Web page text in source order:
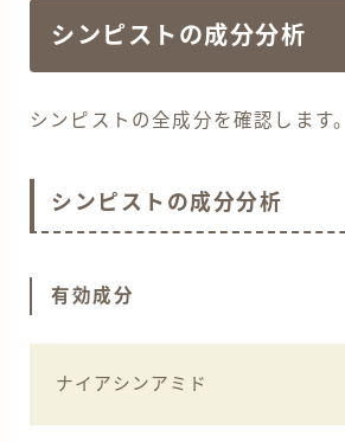
シンピストの成分分析
シンピストの全成分を確認します。
シンピストの成分分析
有効成分
ナイアシンアミド